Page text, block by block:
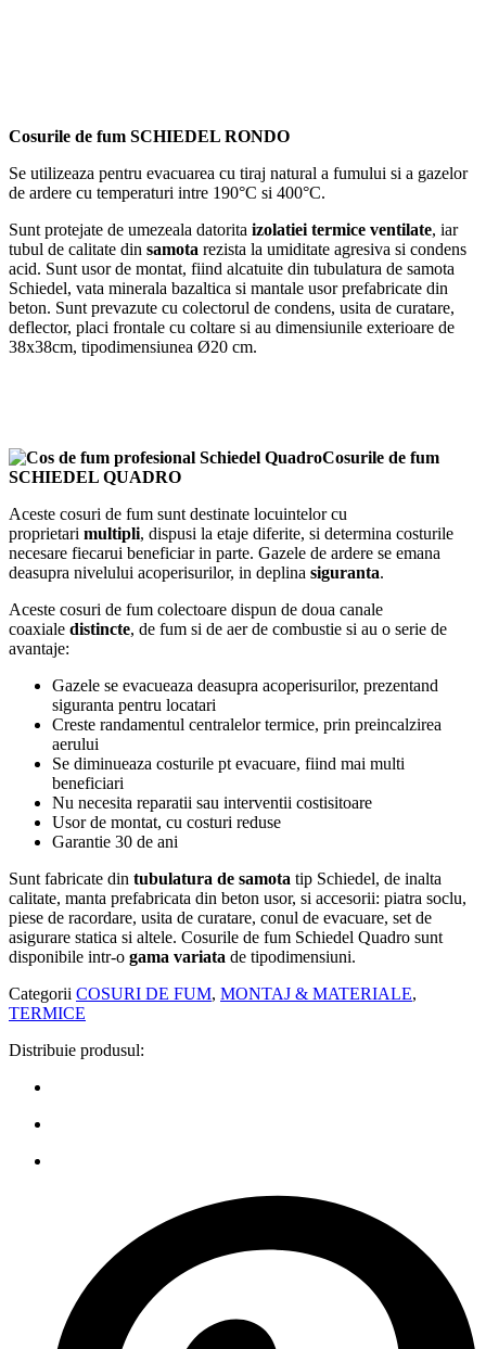
Cosurile de fum SCHIEDEL RONDO
Se utilizeaza pentru evacuarea cu tiraj natural a fumului si a gazelor
de ardere cu temperaturi intre 190°C si 400°C.
Sunt protejate de umezeala datorita izolatiei termice ventilate, iar
tubul de calitate din samota rezista la umiditate agresiva si condens
acid. Sunt usor de montat, fiind alcatuite din tubulatura de samota
Schiedel, vata minerala bazaltica si mantale usor prefabricate din
beton. Sunt prevazute cu colectorul de condens, usita de curatare,
deflector, placi frontale cu coltare si au dimensiunile exterioare de
38x38cm, tipodimensiunea Ø20 cm.
Cosurile de fum
SCHIEDEL QUADRO
Aceste cosuri de fum sunt destinate locuintelor cu
proprietari multipli, dispusi la etaje diferite, si determina costurile
necesare fiecarui beneficiar in parte. Gazele de ardere se emana
deasupra nivelului acoperisurilor, in deplina siguranta.
Aceste cosuri de fum colectoare dispun de doua canale
coaxiale distincte, de fum si de aer de combustie si au o serie de
avantaje:
Gazele se evacueaza deasupra acoperisurilor, prezentand
siguranta pentru locatari
Creste randamentul centralelor termice, prin preincalzirea
aerului
Se diminueaza costurile pt evacuare, fiind mai multi
beneficiari
Nu necesita reparatii sau interventii costisitoare
Usor de montat, cu costuri reduse
Garantie 30 de ani
Sunt fabricate din tubulatura de samota tip Schiedel, de inalta
calitate, manta prefabricata din beton usor, si accesorii: piatra soclu,
piese de racordare, usita de curatare, conul de evacuare, set de
asigurare statica si altele. Cosurile de fum Schiedel Quadro sunt
disponibile intr-o gama variata de tipodimensiuni.
Categorii COSURI DE FUM, MONTAJ & MATERIALE,
TERMICE
Distribuie produsul: